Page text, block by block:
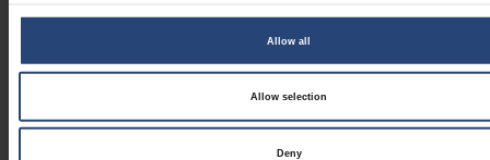
Allow all
Allow selection
Deny
Cum pot producătorii să-și
regionalizeze operațiunile fără a
compromite consecvența